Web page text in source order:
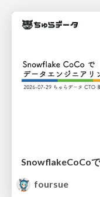
SnowflakeCoCo
foursue